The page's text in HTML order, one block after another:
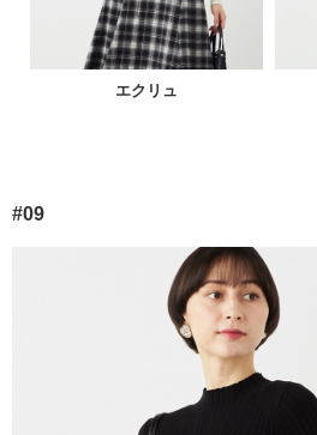
エクリュ
#09